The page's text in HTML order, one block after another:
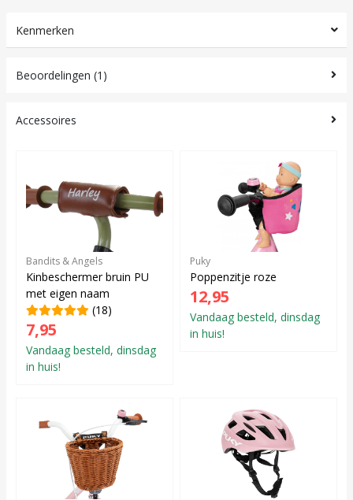
Kenmerken
Beoordelingen (1)
Accessoires
Bandits & Angels
Kinbeschermer bruin PU
met eigen naam
(18)
7,95
Vandaag besteld, dinsdag
in huis!
Puky
Poppenzitje roze
12,95
Vandaag besteld, dinsdag
in huis!